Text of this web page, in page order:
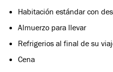
Habitación estándar con
Almuerzo para llevar
Refrigerios al final de su
Cena